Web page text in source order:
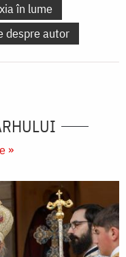
în lume
despre autor
»